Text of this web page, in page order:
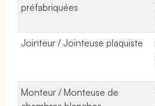
préfabriquées
Jointeur / Jointeuse plaquiste
Monteur / Monteuse de